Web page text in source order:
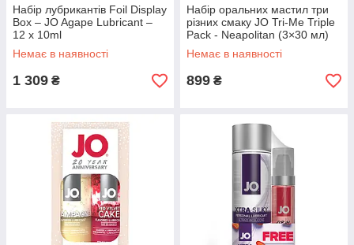
Набір лубрикантів Foil Display
Box – JO Agape Lubricant –
12 x 10ml
Немає в наявності
1 309 ₴
Набір оральних мастил три
різних смаку JO Tri-Me Triple
Pack - Neapolitan (3×30 мл)
Немає в наявності
899 ₴